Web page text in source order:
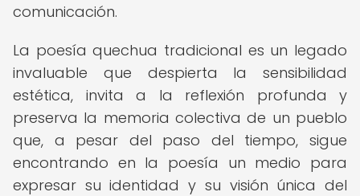
comunicación.
La poesía quechua tradicional es un legado
invaluable que despierta la sensibilidad
estética, invita a la reflexión profunda y
preserva la memoria colectiva de un pueblo
que, a pesar del paso del tiempo, sigue
encontrando en la poesía un medio para
expresar su identidad y su visión única del